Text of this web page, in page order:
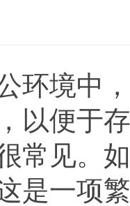
境中，
以便于
常见。
是一项